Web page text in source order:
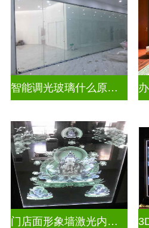
智能调光玻璃什么原理好一点
门店面形象墙激光内雕发光艺术玻璃